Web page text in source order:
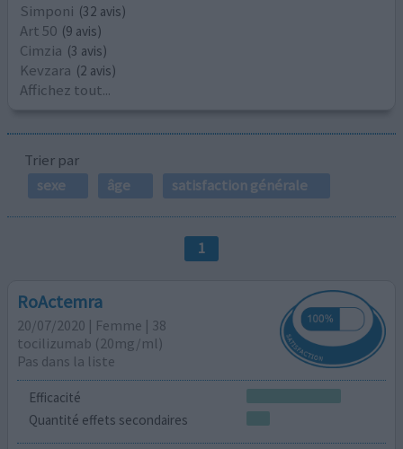
Simponi (32 avis)
Art 50 (9 avis)
Cimzia (3 avis)
Kevzara (2 avis)
Affichez tout...
Trier par
sexe
âge satisfaction générale
1
RoActemra
20/07/2020 | Femme | 38
tocilizumab (20mg/ml)
Pas dans la liste
Efficacité
Quantité effets secondaires